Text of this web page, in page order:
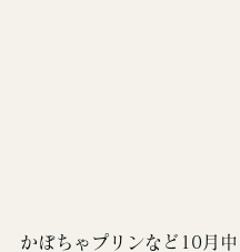
かぼちゃプリンなど10月中